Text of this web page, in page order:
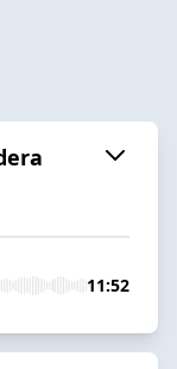
11:52